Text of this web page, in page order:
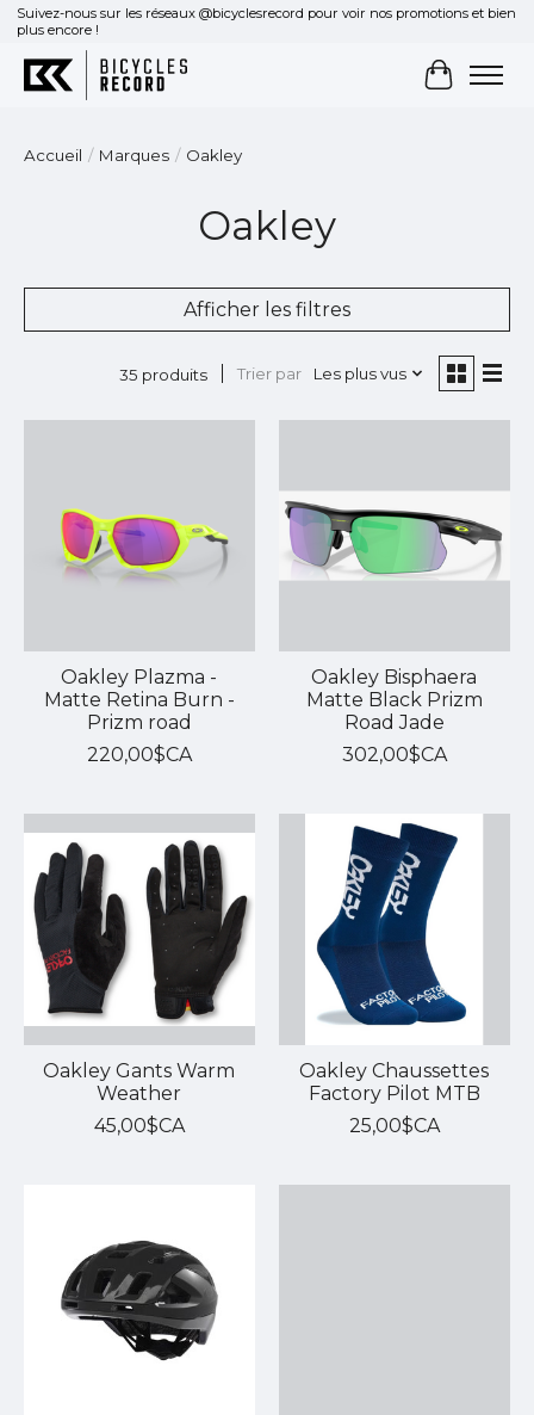
Suivez-nous sur les réseaux @bicyclesrecord pour voir nos promotions et bien
plus encore !
Panier
Accueil / Marques / Oakley
Oakley
Afficher les filtres
35 produits Trier par Les plus vus
Oakley Plazma -
Matte Retina Burn -
Prizm road
220,00$CA
Oakley Bisphaera
Matte Black Prizm
Road Jade
302,00$CA
Oakley Gants Warm
Weather
45,00$CA
Oakley Chaussettes
Factory Pilot MTB
25,00$CA